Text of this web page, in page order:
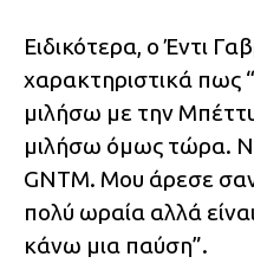
Ειδικότερα, ο Έντι
χαρακτηριστικά πως
μιλήσω με την
μιλήσω όμως τώρα.
GNTM. Μου άρεσε
πολύ ωραία αλλά
κάνω μια παύση”.